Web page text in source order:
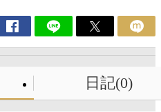
日記(0)